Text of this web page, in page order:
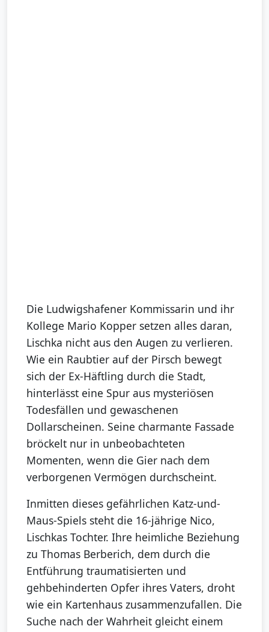
Die Ludwigshafener Kommissarin und ihr
Kollege Mario Kopper setzen alles daran,
Lischka nicht aus den Augen zu verlieren.
Wie ein Raubtier auf der Pirsch bewegt
sich der Ex-Häftling durch die Stadt,
hinterlässt eine Spur aus mysteriösen
Todesfällen und gewaschenen
Dollarscheinen. Seine charmante Fassade
bröckelt nur in unbeobachteten
Momenten, wenn die Gier nach dem
verborgenen Vermögen durchscheint.
Inmitten dieses gefährlichen Katz-und-
Maus-Spiels steht die 16-jährige Nico,
Lischkas Tochter. Ihre heimliche Beziehung
zu Thomas Berberich, dem durch die
Entführung traumatisierten und
gehbehinderten Opfer ihres Vaters, droht
wie ein Kartenhaus zusammenzufallen. Die
Suche nach der Wahrheit gleicht einem